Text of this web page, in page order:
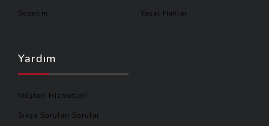
Sepetim Yasal Haklar
Yardım
Müşteri Hizmetleri
Sıkça Sorulan Sorular